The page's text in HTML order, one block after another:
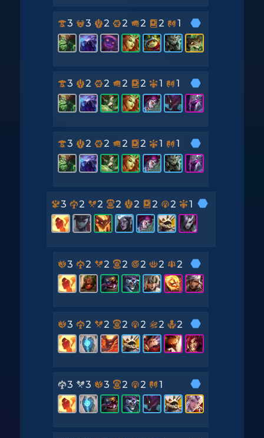
3 3 2 2 2 2 1
3 2 2 2 2 1 1
3 2 2 2 2 1 1
3 2 2 2 2 2 2 1
3 2 2 2 2 2 2
3 2 2 2 2 2 2
3 3 3 2 2 1